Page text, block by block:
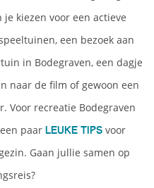
kiezen voor een actieve
een bezoek aan
in Bodegraven, een dagje
naar de film of gewoon een
Voor recreatie Bodegraven
paar leuke tipsvoor
Gaan jullie samen op